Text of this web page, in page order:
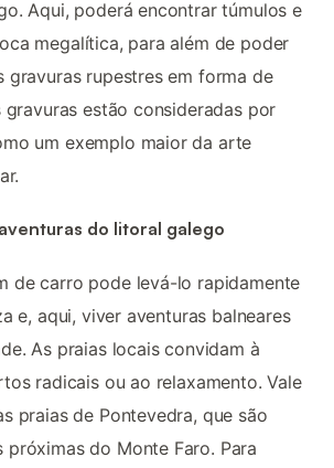
Aqui, poderá encontrar túmulos e
megalítica, para além de poder
gravuras rupestres em forma de
estão consideradas por
um exemplo maior da arte
do litoral galego
de carro pode levá-lo rapidamente
e, aqui, viver aventuras balneares
As praias locais convidam à
radicais ou ao relaxamento. Vale
praias de Pontevedra, que são
próximas do Monte Faro. Para